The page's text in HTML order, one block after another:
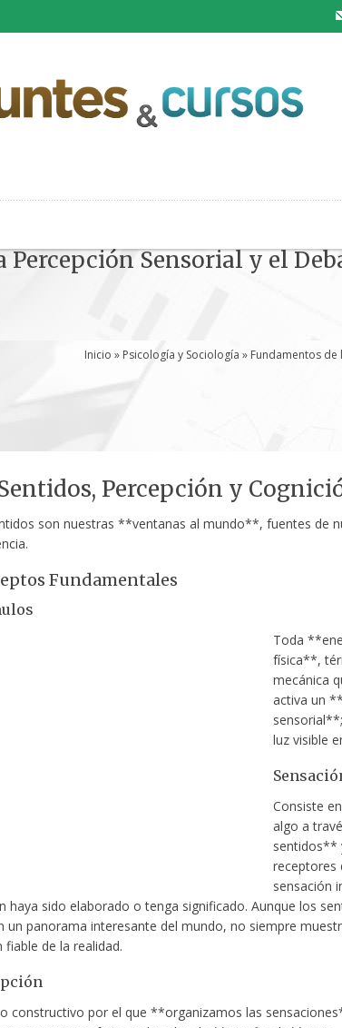
Percepción Sensorial y el
Inicio » Psicología y Sociología » Fundamentos de
Percepción y
son nuestras **ventanas al mundo**, fuentes de
Fundamentales
Toda
física**,
mecánica
activa un
luz visible
Consiste
algo a
sentidos**
receptores
sensación
haya sido elaborado o tenga significado. Aunque los
un panorama interesante del mundo, no siempre
fiable de la realidad.
constructivo por el que **organizamos las